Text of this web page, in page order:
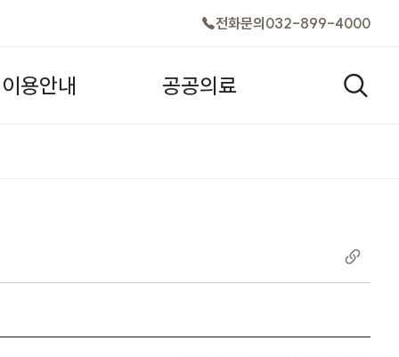
전화문의 032-899-4000
이용안내 공공의료 검색창